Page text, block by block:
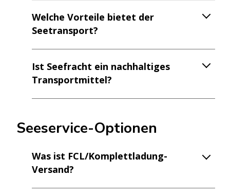
Welche Vorteile bietet der
Seetransport?
Ist Seefracht ein nachhaltiges
Transportmittel?
Seeservice-Optionen
Was ist FCL/Komplettladung-
Versand?